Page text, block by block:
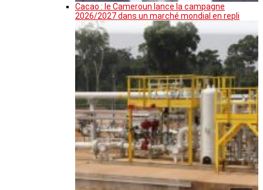
Cacao : le Cameroun lance la campagne
2026/2027 dans un marché mondial en repli